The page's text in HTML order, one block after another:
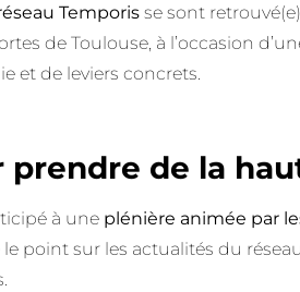
Temporisse sont
de Toulouse, à l’occasion
et de leviers concrets.
prendre de la
à une plénière animée par
le point sur les actualités du